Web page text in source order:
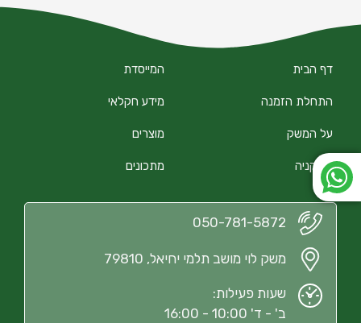
דף הבית
התחלת הזמנה
על המשק
הירקניה
המייסדת
מידע חקלאי
מוצרים
מתכונים
050-781-5872
משק לוי מושב תלמי יחיאל, 79810
שעות פעילות:
ב' - ד' 10:00 - 16:00